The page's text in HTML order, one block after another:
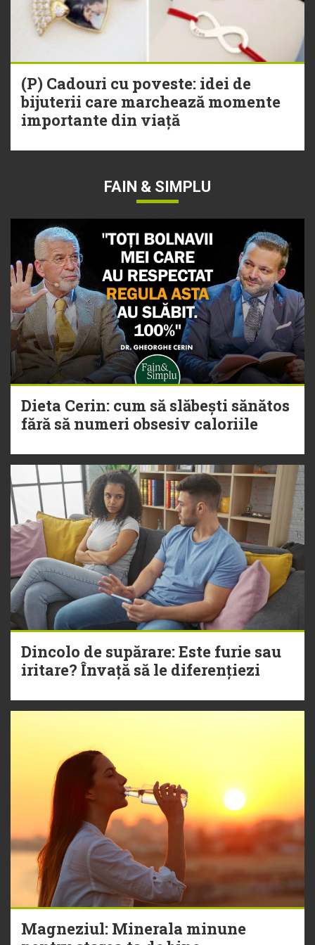
(P) Cadouri cu poveste: idei de
bijuterii care marchează momente
importante din viață
FAIN & SIMPLU
Dieta Cerin: cum să slăbești sănătos
fără să numeri obsesiv caloriile
Dincolo de supărare: Este furie sau
iritare? Învață să le diferențiezi
Magneziul: Minerala minune